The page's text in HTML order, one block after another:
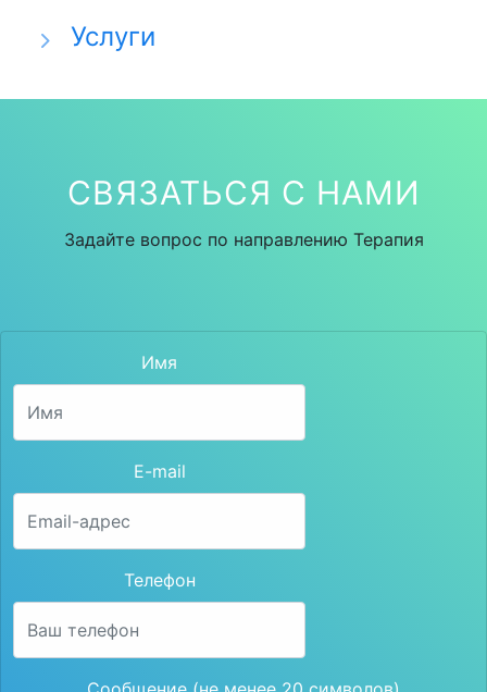
Услуги
СВЯЗАТЬСЯ С НАМИ
Задайте вопрос по направлению Терапия
Имя
E-mail
Телефон